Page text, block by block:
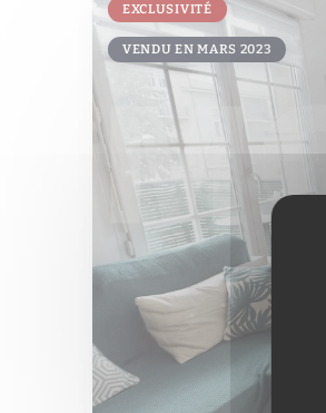
EXCLUSIVITÉ
VENDU EN MARS 2023